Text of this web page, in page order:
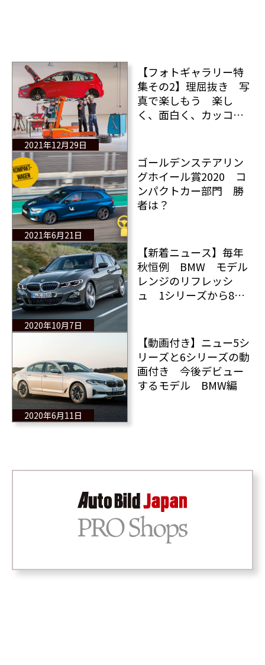
2021年12月29日
【フォトギャラリー特
集その2】理屈抜き 写
真で楽しもう 楽し
く、面白く、カッコよ
2021年6月21日
ゴールデンステアリン
グホイール賞2020 コ
ンパクトカー部門 勝
者は？
2020年10月7日
【新着ニュース】毎年
秋恒例 BMW モデル
レンジのリフレッシ
ュ 1シリーズから8シ
2020年6月11日
【動画付き】ニュー5シ
リーズと6シリーズの動
画付き 今後デビュー
するモデル BMW編